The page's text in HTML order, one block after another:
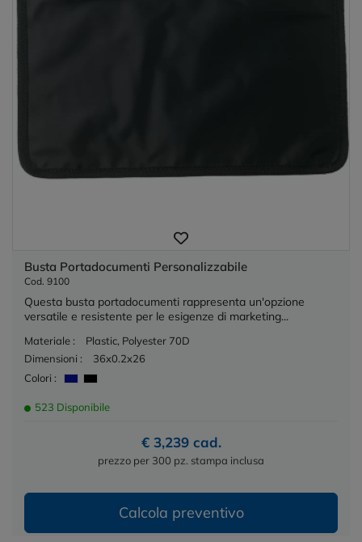
Busta Portadocumenti Personalizzabile
Cod. 9100
Questa busta portadocumenti rappresenta un'opzione
versatile e resistente per le esigenze di marketing...
Materiale :
Plastic, Polyester 70D
Dimensioni :
36x0.2x26
Colori :
523 Disponibile
€ 3,239 cad.
prezzo per 300 pz. stampa inclusa
Calcola preventivo